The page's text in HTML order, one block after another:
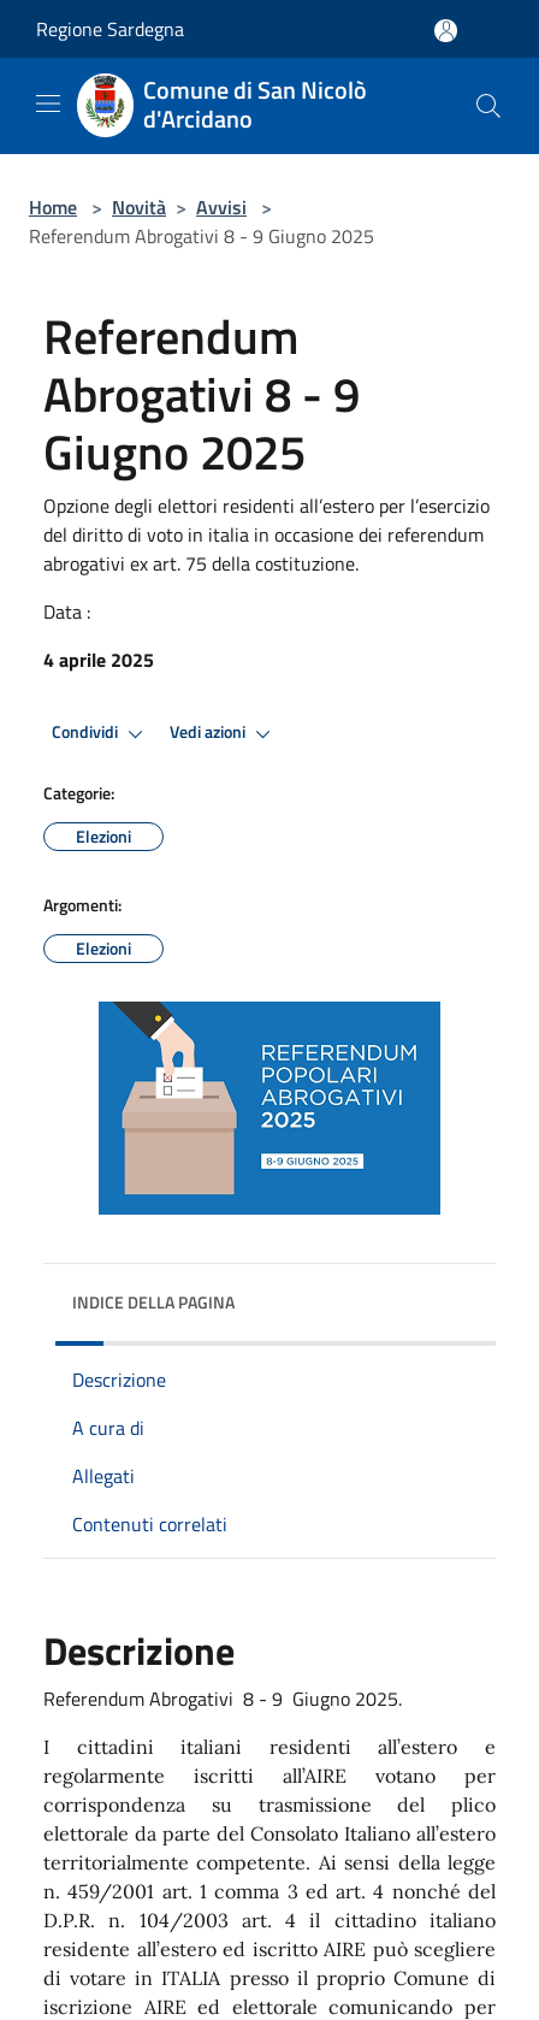
Regione Sardegna
Comune di San Nicolò
d'Arcidano
Home > Novità > Avvisi >
Referendum Abrogativi 8 - 9 Giugno 2025
Referendum
Abrogativi 8 - 9
Giugno 2025
Opzione degli elettori residenti all’estero per l’esercizio
del diritto di voto in italia in occasione dei referendum
abrogativi ex art. 75 della costituzione.
Data :
4 aprile 2025
Condividi Vedi azioni
Categorie:
Elezioni
Argomenti:
Elezioni
INDICE DELLA PAGINA
Descrizione
A cura di
Allegati
Contenuti correlati
Descrizione
Referendum Abrogativi 8 - 9 Giugno 2025.
I cittadini italiani residenti all’estero e
regolarmente iscritti all’AIRE votano per
corrispondenza su trasmissione del plico
elettorale da parte del Consolato Italiano all’estero
territorialmente competente. Ai sensi della legge
n. 459/2001 art. 1 comma 3 ed art. 4 nonché del
D.P.R. n. 104/2003 art. 4 il cittadino italiano
residente all’estero ed iscritto AIRE può scegliere
di votare in ITALIA presso il proprio Comune di
iscrizione AIRE ed elettorale comunicando per